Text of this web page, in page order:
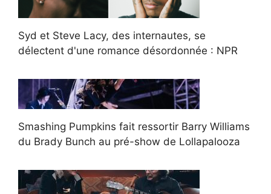
Syd et Steve Lacy, des internautes, se
délectent d'une romance désordonnée : NPR
Smashing Pumpkins fait ressortir Barry Williams
du Brady Bunch au pré-show de Lollapalooza